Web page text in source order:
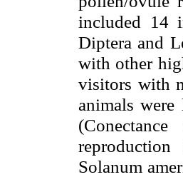
included 14
Diptera and
with other
visitors with
animals
(Conectance
Solanum